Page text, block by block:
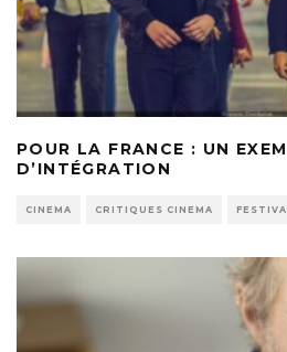
POUR LA FRANCE : UN
D’INTÉGRATION
CINEMA CRITIQUES CINEMA